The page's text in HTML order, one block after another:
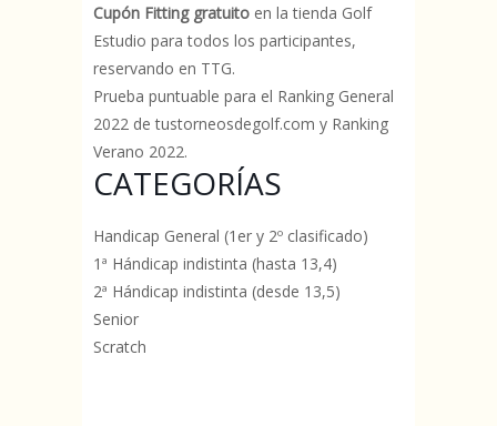
Cupón Fitting gratuito en la tienda Golf
Estudio para todos los participantes,
reservando en TTG.
Prueba puntuable para el Ranking General
2022 de tustorneosdegolf.com y Ranking
Verano 2022.
CATEGORÍAS
Handicap General (1er y 2º clasificado)
1ª Hándicap indistinta (hasta 13,4)
2ª Hándicap indistinta (desde 13,5)
Senior
Scratch